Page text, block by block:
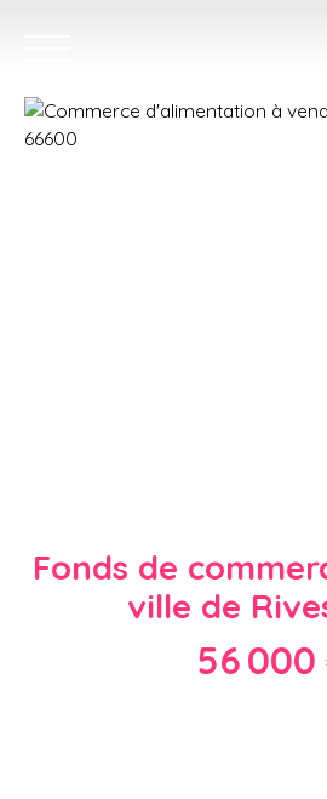
Fonds de
ville de
56 000